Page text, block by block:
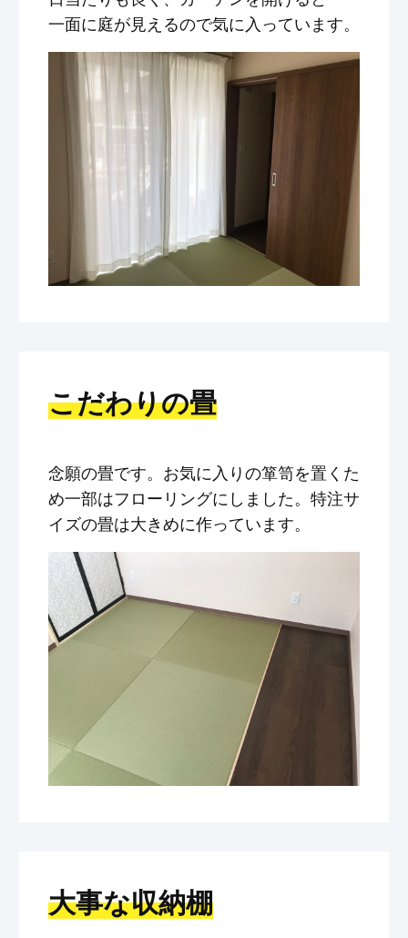
一面に庭が見えるので気に入っています。
こだわりの畳
念願の畳です。お気に入りの箪笥を置くた
め一部はフローリングにしました。特注サ
イズの畳は大きめに作っています。
大事な収納棚